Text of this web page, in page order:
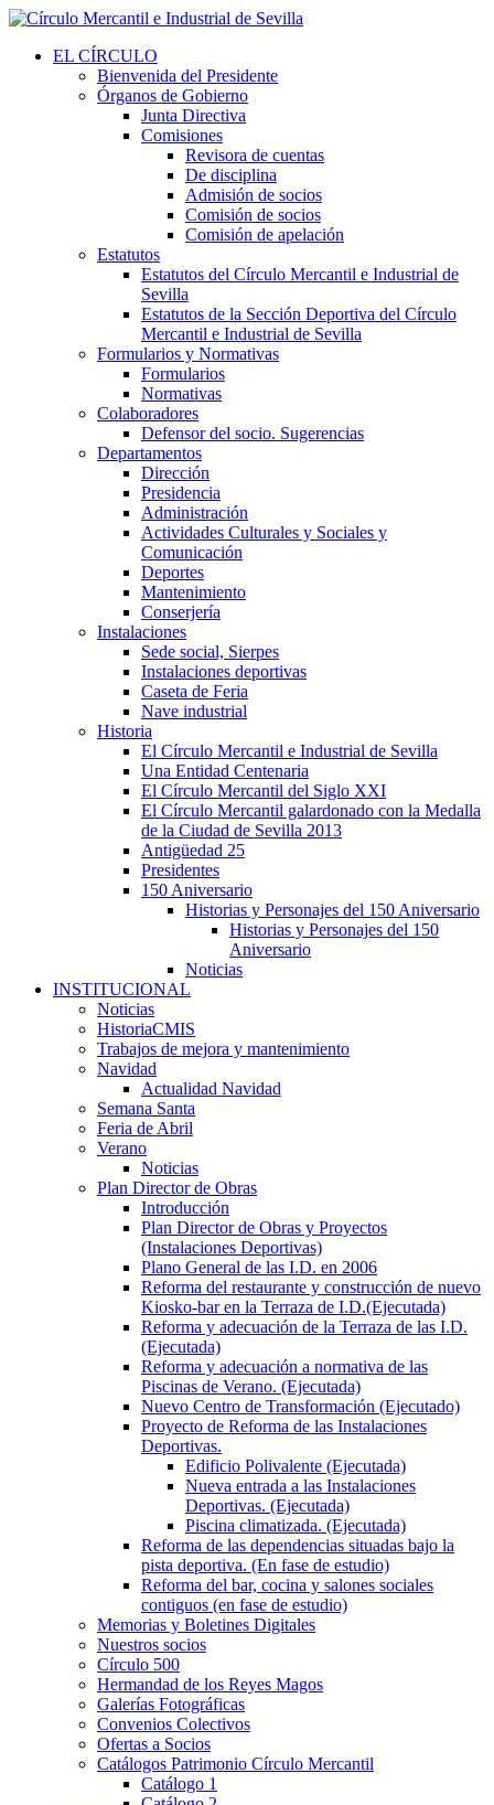
EL CÍRCULO
Bienvenida del Presidente
Órganos de Gobierno
Junta Directiva
Comisiones
Revisora de cuentas
De disciplina
Admisión de socios
Comisión de socios
Comisión de apelación
Estatutos
Estatutos del Círculo Mercantil e Industrial de
Sevilla
Estatutos de la Sección Deportiva del Círculo
Mercantil e Industrial de Sevilla
Formularios y Normativas
Formularios
Normativas
Colaboradores
Defensor del socio. Sugerencias
Departamentos
Dirección
Presidencia
Administración
Actividades Culturales y Sociales y
Comunicación
Deportes
Mantenimiento
Conserjería
Instalaciones
Sede social, Sierpes
Instalaciones deportivas
Caseta de Feria
Nave industrial
Historia
El Círculo Mercantil e Industrial de Sevilla
Una Entidad Centenaria
El Círculo Mercantil del Siglo XXI
El Círculo Mercantil galardonado con la Medalla
de la Ciudad de Sevilla 2013
Antigüedad 25
Presidentes
150 Aniversario
Historias y Personajes del 150 Aniversario
Historias y Personajes del 150
Aniversario
Noticias
INSTITUCIONAL
Noticias
HistoriaCMIS
Trabajos de mejora y mantenimiento
Navidad
Actualidad Navidad
Semana Santa
Feria de Abril
Verano
Noticias
Plan Director de Obras
Introducción
Plan Director de Obras y Proyectos
(Instalaciones Deportivas)
Plano General de las I.D. en 2006
Reforma del restaurante y construcción de nuevo
Kiosko-bar en la Terraza de I.D.(Ejecutada)
Reforma y adecuación de la Terraza de las I.D.
(Ejecutada)
Reforma y adecuación a normativa de las
Piscinas de Verano. (Ejecutada)
Nuevo Centro de Transformación (Ejecutado)
Proyecto de Reforma de las Instalaciones
Deportivas.
Edificio Polivalente (Ejecutada)
Nueva entrada a las Instalaciones
Deportivas. (Ejecutada)
Piscina climatizada. (Ejecutada)
Reforma de las dependencias situadas bajo la
pista deportiva. (En fase de estudio)
Reforma del bar, cocina y salones sociales
contiguos (en fase de estudio)
Memorias y Boletines Digitales
Nuestros socios
Círculo 500
Hermandad de los Reyes Magos
Galerías Fotográficas
Convenios Colectivos
Ofertas a Socios
Catálogos Patrimonio Círculo Mercantil
Catálogo 1